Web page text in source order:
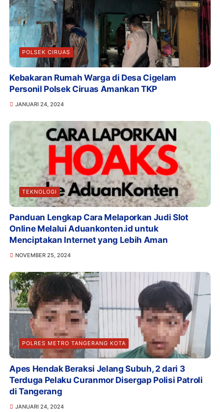
POLSEK CIRUAS
Kebakaran Rumah Warga di Desa Cigelam
Personil Polsek Ciruas Amankan TKP
JANUARI 24, 2024
TEKNOLOGI
Panduan Lengkap Cara Melaporkan Judi Slot
Online Melalui Aduankonten.id untuk
Menciptakan Internet yang Lebih Aman
NOVEMBER 25, 2024
POLRES METRO TANGERANG KOTA
Apes Hendak Beraksi Jelang Subuh, 2 dari 3
Terduga Pelaku Curanmor Disergap Polisi Patroli
di Tangerang
JANUARI 24, 2024